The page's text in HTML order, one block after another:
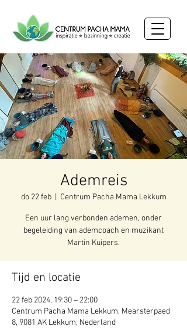
Ademreis
do 22 feb
  |
Centrum Pacha Mama Lekkum
Een uur lang verbonden ademen, onder
begeleiding van ademcoach en muzikant
Martin Kuipers.
Tijd en locatie
22 feb 2024, 19:30 – 22:00
Centrum Pacha Mama Lekkum, Mearsterpaed
8, 9081 AK Lekkum, Nederland